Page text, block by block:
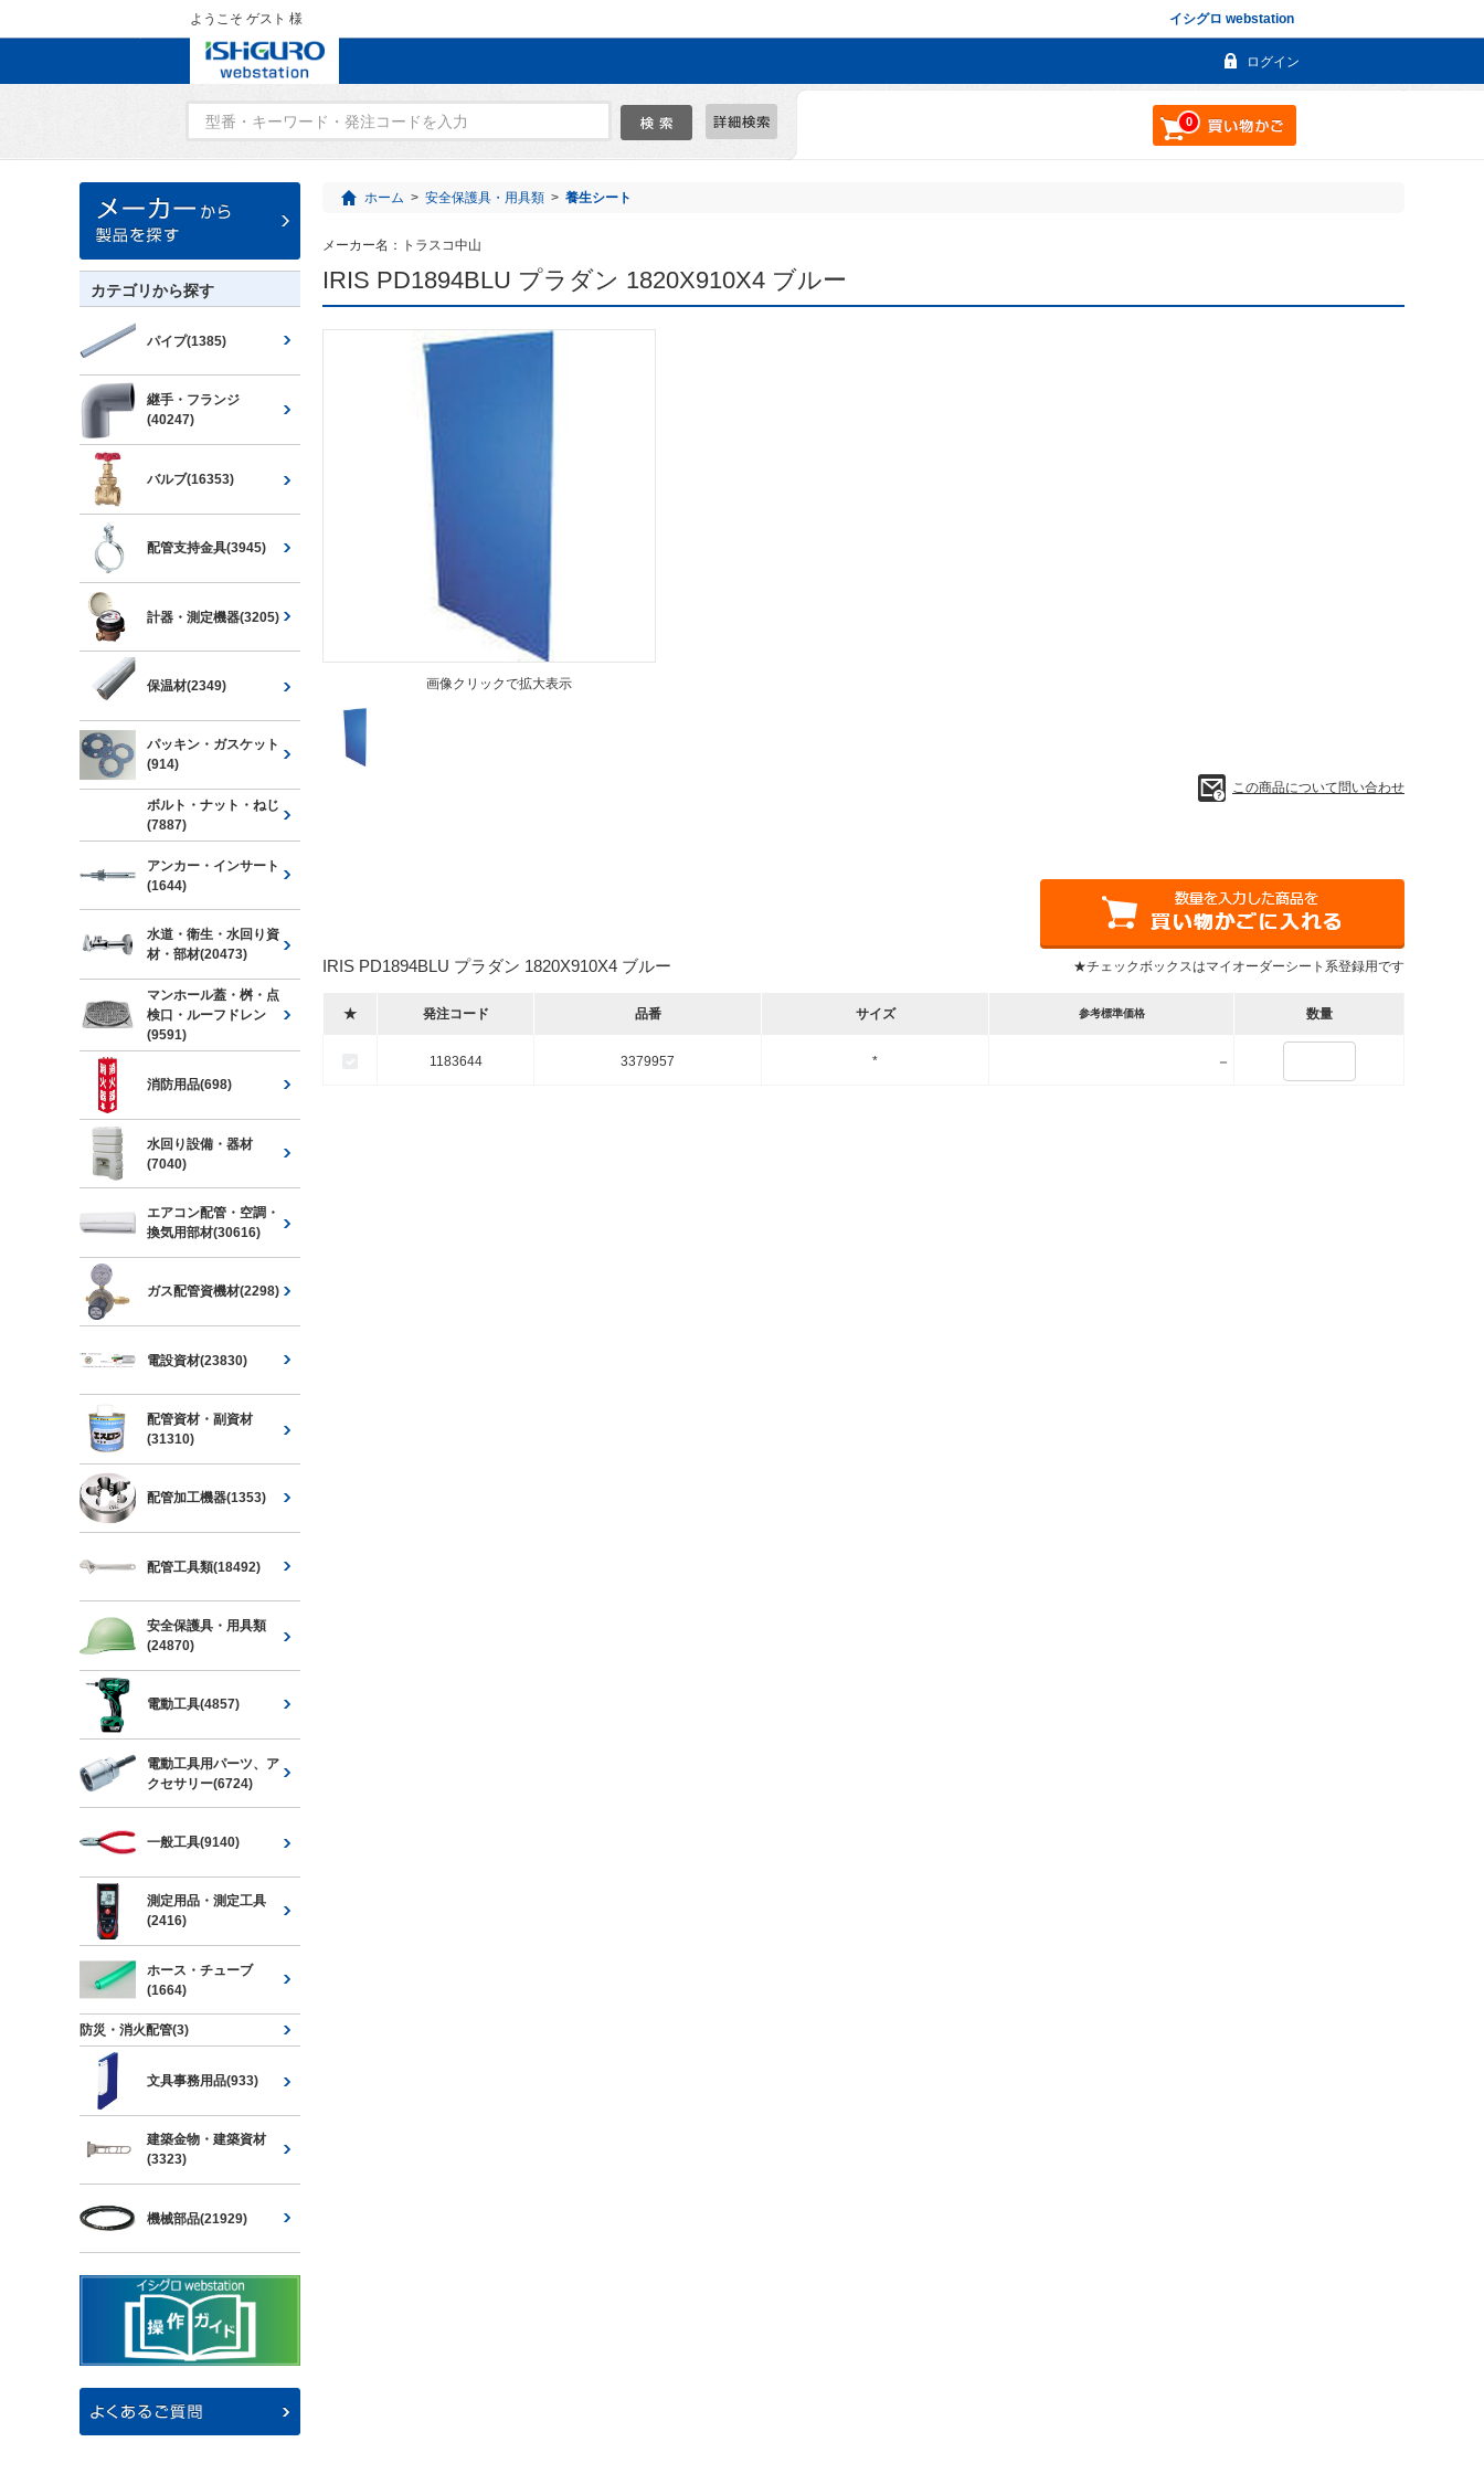
イシグロ webstation
ようこそ ゲスト 様
ログイン
0
ホーム > 安全保護具・用具類 > 養生シート
メーカー名： トラスコ中山
IRIS PD1894BLU プラダン 1820X910X4 ブルー
画像クリックで拡大表示
この商品について問い合わせ
IRIS PD1894BLU プラダン 1820X910X4 ブルー ★チェックボックスはマイオーダーシート系登録用です
★ 発注コード 品番 サイズ 参考標準価格 数量
1183644 3379957 * －
カテゴリから探す
パイプ(1385)
継手・フランジ
(40247)
バルブ(16353)
配管支持金具(3945)
計器・測定機器(3205)
保温材(2349)
パッキン・ガスケット
(914)
ボルト・ナット・ねじ
(7887)
アンカー・インサート
(1644)
水道・衛生・水回り資
材・部材(20473)
マンホール蓋・桝・点
検口・ルーフドレン
(9591)
消防用品(698)
水回り設備・器材
(7040)
エアコン配管・空調・
換気用部材(30616)
ガス配管資機材(2298)
電設資材(23830)
配管資材・副資材
(31310)
配管加工機器(1353)
配管工具類(18492)
安全保護具・用具類
(24870)
電動工具(4857)
電動工具用パーツ、ア
クセサリー(6724)
一般工具(9140)
測定用品・測定工具
(2416)
ホース・チューブ
(1664)
防災・消火配管(3)
文具事務用品(933)
建築金物・建築資材
(3323)
機械部品(21929)